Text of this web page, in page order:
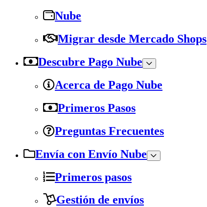
Nube
Migrar desde Mercado Shops
Descubre Pago Nube
Acerca de Pago Nube
Primeros Pasos
Preguntas Frecuentes
Envía con Envío Nube
Primeros pasos
Gestión de envíos